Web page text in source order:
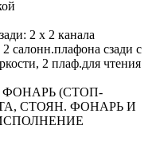
2 х 2 канала
салонн.плафона сзади с
2 плаф.для чтения
ФОНАРЬ (СТОП-
СТОЯН. ФОНАРЬ И